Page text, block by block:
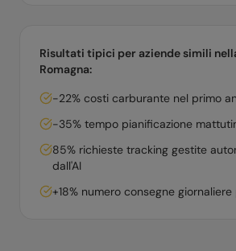
Risultati tipici per aziende simili
Romagna:
-22% costi carburante nel primo
-35% tempo pianificazione
85% richieste tracking gestite
dall'AI
+18% numero consegne giornaliere